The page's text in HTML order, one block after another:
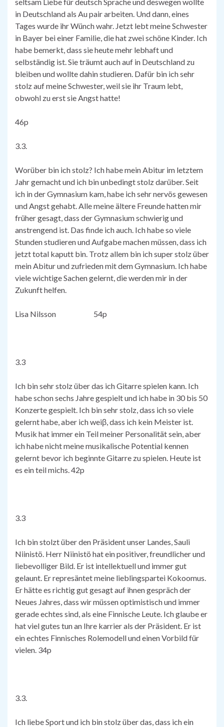
in Deutschland als Au pair arbeiten. Und dann, eines
Tages wurde ihr Wünch wahr. Jetzt lebt meine Schwester
in Bayer bei einer Familie, die hat zwei schöne Kinder. Ich
habe bemerkt, dass sie heute mehr lebhaft und
selbständig ist. Sie träumt auch auf in Deutschland zu
bleiben und wollte dahin studieren. Dafür bin ich sehr
stolz auf meine Schwester, weil sie ihr Traum lebt,
obwohl zu erst sie Angst hatte!
46p
3.3.
Worüber bin ich stolz? Ich habe mein Abitur im letztem
Jahr gemacht und ich bin unbedingt stolz darüber. Seit
ich in der Gymnasium kam, habe ich sehr nervös gewesen
und Angst gehabt. Alle meine ältere Freunde hatten mir
früher gesagt, dass der Gymnasium schwierig und
anstrengend ist. Das finde ich auch. Ich habe so viele
Stunden studieren und Aufgabe machen müssen, dass ich
jetzt total kaputt bin. Trotz allem bin ich super stolz über
mein Abitur und zufrieden mit dem Gymnasium. Ich habe
viele wichtige Sachen gelernt, die werden mir in der
Zukunft helfen.
Lisa Nilsson 54p
3.3
Ich bin sehr stolz über das ich Gitarre spielen kann. Ich
habe schon sechs Jahre gespielt und ich habe in 30 bis 50
Konzerte gespielt. Ich bin sehr stolz, dass ich so viele
gelernt habe, aber ich weiβ, dass ich kein Meister ist.
Musik hat immer ein Teil meiner Personalität sein, aber
ich habe nicht meine musikalische Potential kennen
gelernt bevor ich beginnte Gitarre zu spielen. Heute ist
es ein teil michs. 42p
3.3
Ich bin stolzt über den Präsident unser Landes, Sauli
Niinistö. Herr Niinistö hat ein positiver, freundlicher und
liebevolliger Bild. Er ist intellektuell und immer gut
gelaunt. Er represäntet meine lieblingspartei Kokoomus.
Er hätte es richtig gut gesagt auf ihnen gespräch der
Neues Jahres, dass wir müssen optimistisch und immer
gerade echtes sind, als eine Finnische Leute. Ich glaube er
hat viel gutes tun an Ihre karrier als der Präsident. Er ist
ein echtes Finnisches Rolemodell und einen Vorbild für
vielen. 34p
3.3.
Ich liebe Sport und ich bin stolz über das, dass ich ein